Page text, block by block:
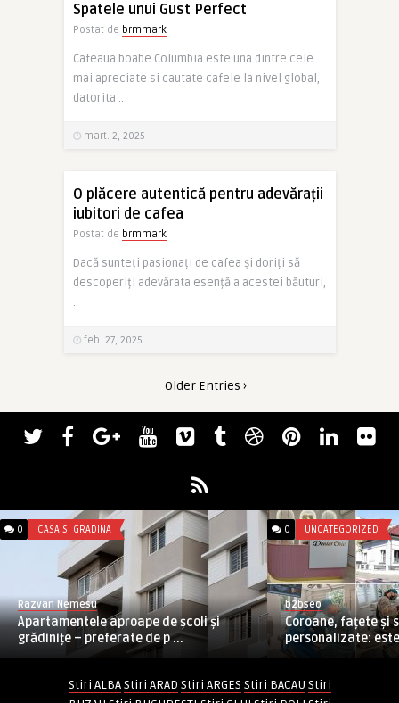
Spatele unui Gust Perfect
Postat de brmmark
Cafeaua boabe Columbia este una dintre cele
mai apreciate si cautate cafele la nivel global,
datorita ..
mart. 2, 2025
O plăcere autentică pentru adevărații
iubitori de cafea
Postat de brmmark
Dacă sunteți pasionați de cafea și doriți să
descoperiți adevărata esență a acestei băuturi,
..
feb. 27, 2025
Older Entries ›
0 CASA SI GRADINA
Razvan Nemesu
Apartamentele aproape de școli și
grădinițe – preferate de p ...
0 UNCATEGORIZED
b2bseo
Coroane, fațete și
personalizate:
Stiri ALBA Stiri ARAD Stiri ARGES Stiri BACAU Stiri